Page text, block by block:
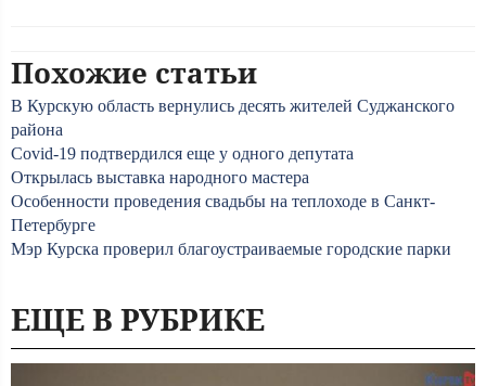
Похожие статьи
В Курскую область вернулись десять жителей Суджанского
района
Сovid-19 подтвердился еще у одного депутата
Открылась выставка народного мастера
Особенности проведения свадьбы на теплоходе в Санкт-
Петербурге
Мэр Курска проверил благоустраиваемые городские парки
ЕЩЕ В РУБРИКЕ